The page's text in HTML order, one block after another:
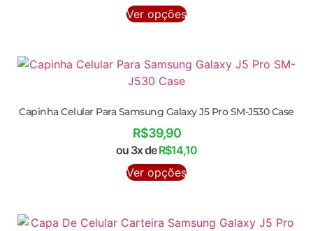
Ver opções
Capinha Celular Para Samsung Galaxy J5 Pro SM-J530 Case
R$39,90
ou 3x deR$14,10
Ver opções